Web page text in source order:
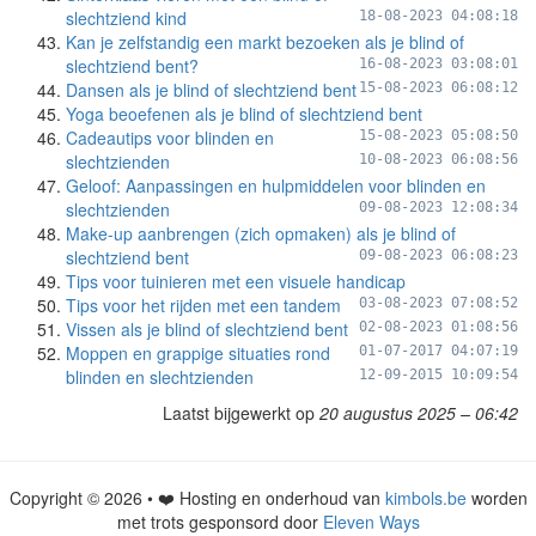
slechtziend kind
18-08-2023 04:08:18
Kan je zelfstandig een markt bezoeken als je blind of
slechtziend bent?
16-08-2023 03:08:01
Dansen als je blind of slechtziend bent 15-08-2023 06:08:12
Yoga beoefenen als je blind of slechtziend bent
15-08-2023 05:08:50
Cadeautips voor blinden en
slechtzienden
10-08-2023 06:08:56
Geloof: Aanpassingen en hulpmiddelen voor blinden en
slechtzienden
09-08-2023 12:08:34
Make-up aanbrengen (zich opmaken) als je blind of
slechtziend bent
09-08-2023 06:08:23
Tips voor tuinieren met een visuele handicap
03-08-2023 07:08:52
Tips voor het rijden met een tandem
02-08-2023 01:08:56
Vissen als je blind of slechtziend bent
01-07-2017 04:07:19
Moppen en grappige situaties rond
blinden en slechtzienden
12-09-2015 10:09:54
Laatst bijgewerkt op 20 augustus 2025 – 06:42
Copyright © 2026 • ❤️ Hosting en onderhoud van kimbols.beworden
met trots gesponsord door Eleven Ways